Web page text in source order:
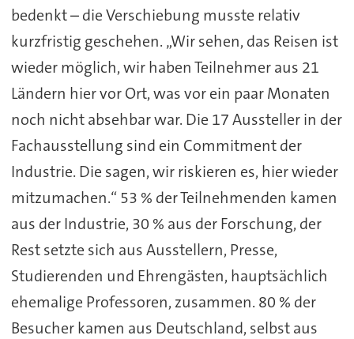
bedenkt – die Verschiebung musste relativ
kurzfristig geschehen. „Wir sehen, das Reisen ist
wieder möglich, wir haben Teilnehmer aus 21
Ländern hier vor Ort, was vor ein paar Monaten
noch nicht absehbar war. Die 17 Aussteller in der
Fachausstellung sind ein Commitment der
Industrie. Die sagen, wir riskieren es, hier wieder
mitzumachen.“ 53 % der Teilnehmenden kamen
aus der Industrie, 30 % aus der Forschung, der
Rest setzte sich aus Ausstellern, Presse,
Studierenden und Ehrengästen, hauptsächlich
ehemalige Professoren, zusammen. 80 % der
Besucher kamen aus Deutschland, selbst aus